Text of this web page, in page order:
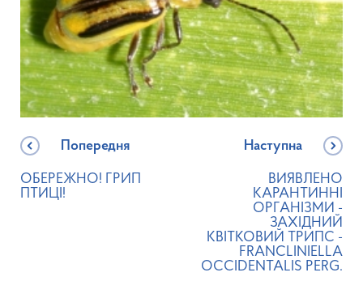
Попередня
ОБЕРЕЖНО! ГРИП
ПТИЦІ!
Наступна
ВИЯВЛЕНО
КАРАНТИННІ
ОРГАНІЗМИ -
ЗАХІДНИЙ
КВІТКОВИЙ ТРИПС -
FRANCLINIELLA
OCCIDENTALIS PERG.